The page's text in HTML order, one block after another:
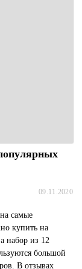
09.11.2020
самые
купить на
набор из 12
большой
В отзывах